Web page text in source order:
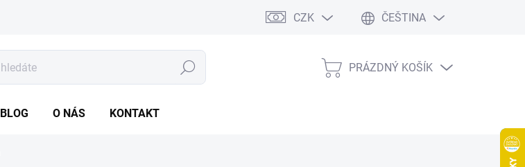
CZK ČEŠTINA
Hledat
NÁKUPNÍ
PRÁZDNÝ KOŠÍK
BLOG O NÁS KONTAKT